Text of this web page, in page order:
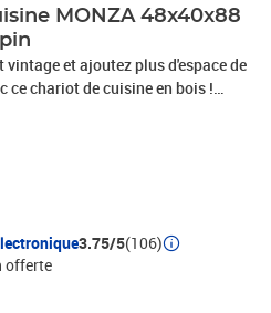
MONZA 48x40x88
et ajoutez plus d'espace de
ce chariot de cuisine en bois !
massif est un matériau naturel
Fabriqué en bois de
de cuisine est durable et
ouvertes, qui offrent un grand
des casiers à bouteilles, des
de cuisine. Et le cintre en
le côté permettent de garder
3.75/5(106)
offerte